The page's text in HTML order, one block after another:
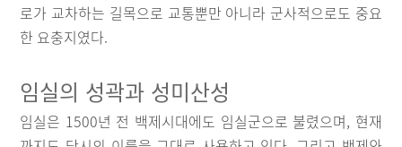
로가 교차하는 길목으로 교통뿐만 아니라 군사적으로도 중요
한 요충지였다.
임실의 성곽과 성미산성
임실은 1500년 전 백제시대에도 임실군으로 불렸으며, 현재